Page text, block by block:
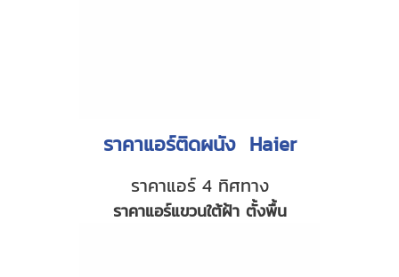
ราคาแอร์ติดผนัง Haier
ราคาแอร์ 4 ทิศทาง
ราคาแอร์แขวนใต้ฝ้า ตั้งพื้น